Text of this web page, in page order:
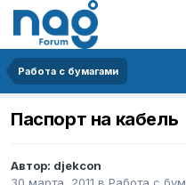
Работа с бумагами
Паспорт на кабель
Автор: djekcon